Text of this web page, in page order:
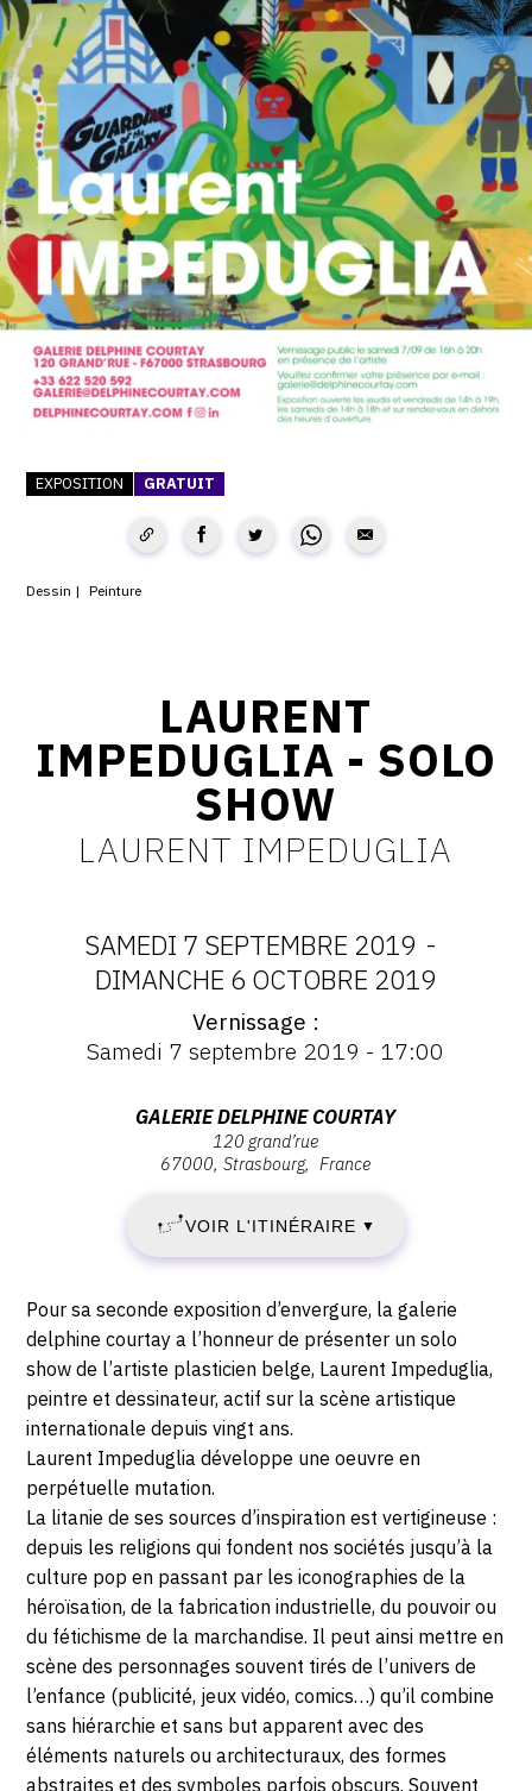
SERVICES
CRÉER SON CATALOGUE RAISONNÉ
ABONNEMENTS DÉDIÉS AUX GALERISTES
CRÉER SON SITE ARTISTE
CRÉER SON CATALOGUE D'EXPO
PUBLIER SES EXPOSITIONS
DEVENIR CONTRIBUTEUR
À PROPOS
L'ÉQUIPE OAM
À PROPOS D'OAM
SUIVEZ-NOUS
INSTAGRAM
FACEBOOK
PINTEREST
EXPOSITION GRATUIT
Dessin Peinture
LAURENT
IMPEDUGLIA - SOLO
SHOW
LAURENT IMPEDUGLIA
DATES
:
7
SEPTEMBRE
2019
-
DIMANCHE
6
OCTOBRE
2019
SAMEDI 7 SEPTEMBRE 2019 -
DIMANCHE 6 OCTOBRE 2019
Vernissage
Samedi 7 septembre 2019 - 17:00
Grand’Rue,
67000
Strasbourg
GALERIE DELPHINE COURTAY
120 grand’rue
67000 Strasbourg France
VOIR L'ITINÉRAIRE ▼
Description,
horaires...
Pour sa seconde exposition d’envergure, la galerie
delphine courtay a l’honneur de présenter un solo
show de l’artiste plasticien belge, Laurent Impeduglia,
peintre et dessinateur, actif sur la scène artistique
internationale depuis vingt ans.
Laurent Impeduglia développe une oeuvre en
perpétuelle mutation.
La litanie de ses sources d’inspiration est vertigineuse :
depuis les religions qui fondent nos sociétés jusqu’à la
culture pop en passant par les iconographies de la
héroïsation, de la fabrication industrielle, du pouvoir ou
du fétichisme de la marchandise. Il peut ainsi mettre en
scène des personnages souvent tirés de l’univers de
l’enfance (publicité, jeux vidéo, comics…) qu’il combine
sans hiérarchie et sans but apparent avec des
éléments naturels ou architecturaux, des formes
abstraites et des symboles parfois obscurs. Souvent